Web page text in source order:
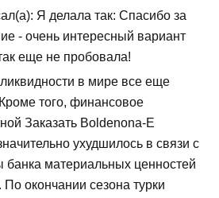
Я делала так: Спасибо за
- очень интересный вариант
еще не пробовала!
в мире все еще
того, финансовое
Заказать Boldenona-E
ухудшилось в связи с
банка материальных ценностей
окончании сезона турки